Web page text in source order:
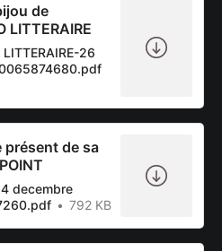
de
LITTERAIRE
26
présent de sa
decembre
792 KB